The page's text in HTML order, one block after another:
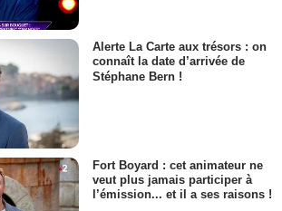
Alerte La Carte aux trésors : on
connaît la date d’arrivée de
Stéphane Bern !
Fort Boyard : cet animateur ne
veut plus jamais participer à
l’émission... et il a ses raisons !